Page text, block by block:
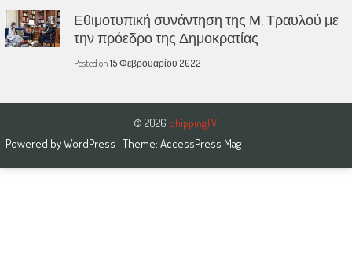
Εθιμοτυπική συνάντηση της Μ. Τραυλού με
την πρόεδρο της Δημοκρατίας
Posted on 15 Φεβρουαρίου 2022
© 2026 ShippingTV
Powered byWordPress | Theme: AccessPress Mag